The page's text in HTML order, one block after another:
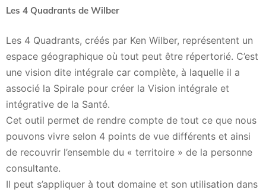
Les 4 Quadrants de Wilber
Les 4 Quadrants, créés par Ken Wilber, représentent un
espace géographique où tout peut être répertorié. C’est
une vision dite intégrale car complète, à laquelle il a
associé la Spirale pour créer la Vision intégrale et
intégrative de la Santé.
Cet outil permet de rendre compte de tout ce que nous
pouvons vivre selon 4 points de vue différents et ainsi
de recouvrir l’ensemble du « territoire » de la personne
consultante.
Il peut s’appliquer à tout domaine et son utilisation dans